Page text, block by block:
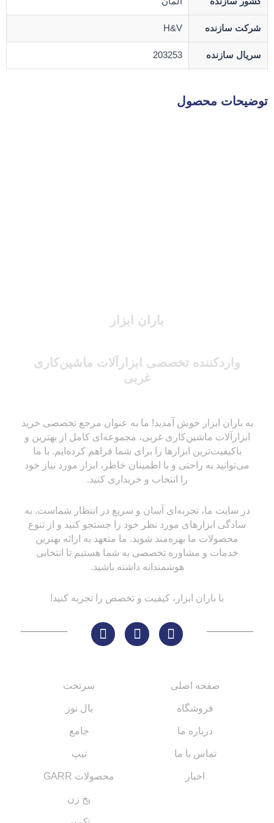
شرکت سازنده H&V
سریال سازنده 203253
توضیحات محصول
باران ابزار
واردکننده تخصصی ابزارآلات ماشین‌کاری
غربی
به باران ابزار خوش آمدید! ما به عنوان مرجع تخصصی خرید
ابزارآلات ماشین‌کاری غربی، مجموعه‌ای کامل از بهترین و
باکیفیت‌ترین ابزارها را برای شما فراهم کرده‌ایم. با ما
می‌توانید به راحتی و با اطمینان خاطر، ابزار مورد نیاز خود
را انتخاب و خریداری کنید.
در سایت ما، تجربه‌ای آسان و سریع در انتظار شماست. به
سادگی ابزارهای مورد نظر خود را جستجو کنید و از تنوع
محصولات ما بهره‌مند شوید. ما متعهد به ارائه بهترین
خدمات و مشاوره تخصصی به شما هستیم تا انتخابی
هوشمندانه داشته باشید.
با باران ابزار، کیفیت و تخصص را تجربه کنید!
صفحه اصلی
فروشگاه
درباره ما
تماس با ما
اخبار
سرتخت
بال نوز
جامع
تیپ
محصولات GARR
پخ زن